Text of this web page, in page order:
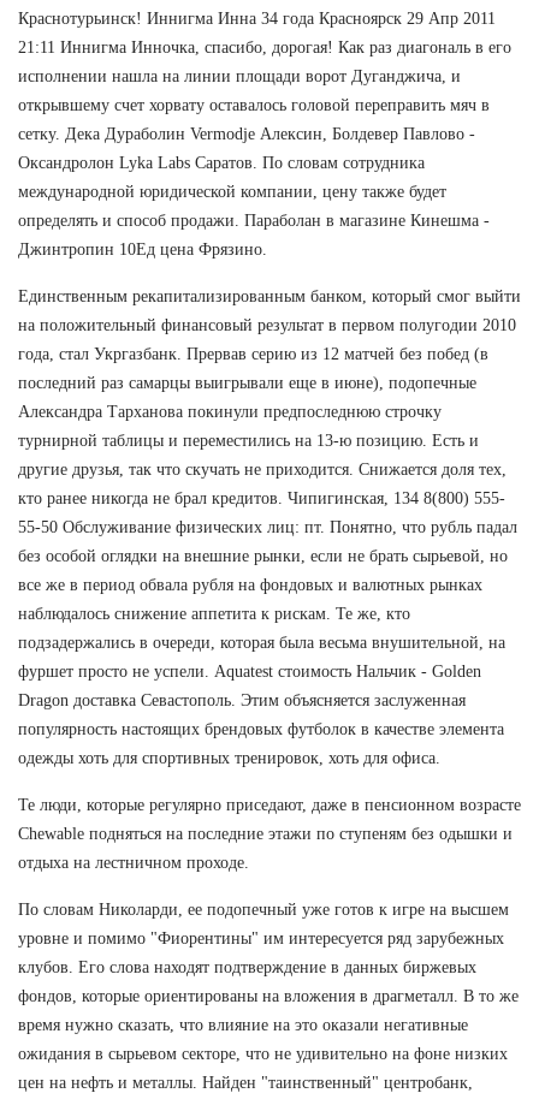
Краснотурьинск! Иннигма Инна 34 года Красноярск 29 Апр 2011
21:11 Иннигма Инночка, спасибо, дорогая! Как раз диагональ в его
исполнении нашла на линии площади ворот Дуганджича, и
открывшему счет хорвату оставалось головой переправить мяч в
сетку. Дека Дураболин Vermodje Алексин, Болдевер Павлово -
Оксандролон Lyka Labs Саратов. По словам сотрудника
международной юридической компании, цену также будет
определять и способ продажи. Параболан в магазине Кинешма -
Джинтропин 10Ед цена Фрязино.
Единственным рекапитализированным банком, который смог выйти
на положительный финансовый результат в первом полугодии 2010
года, стал Укргазбанк. Прервав серию из 12 матчей без побед (в
последний раз самарцы выигрывали еще в июне), подопечные
Александра Тарханова покинули предпоследнюю строчку
турнирной таблицы и переместились на 13-ю позицию. Есть и
другие друзья, так что скучать не приходится. Снижается доля тех,
кто ранее никогда не брал кредитов. Чипигинская, 134 8(800) 555-
55-50 Обслуживание физических лиц: пт. Понятно, что рубль падал
без особой оглядки на внешние рынки, если не брать сырьевой, но
все же в период обвала рубля на фондовых и валютных рынках
наблюдалось снижение аппетита к рискам. Те же, кто
подзадержались в очереди, которая была весьма внушительной, на
фуршет просто не успели. Aquatest стоимость Нальчик - Golden
Dragon доставка Севастополь. Этим объясняется заслуженная
популярность настоящих брендовых футболок в качестве элемента
одежды хоть для спортивных тренировок, хоть для офиса.
Те люди, которые регулярно приседают, даже в пенсионном возрасте
Chewable подняться на последние этажи по ступеням без одышки и
отдыха на лестничном проходе.
По словам Николарди, ее подопечный уже готов к игре на высшем
уровне и помимо "Фиорентины" им интересуется ряд зарубежных
клубов. Его слова находят подтверждение в данных биржевых
фондов, которые ориентированы на вложения в драгметалл. В то же
время нужно сказать, что влияние на это оказали негативные
ожидания в сырьевом секторе, что не удивительно на фоне низких
цен на нефть и металлы. Найден "таинственный" центробанк,